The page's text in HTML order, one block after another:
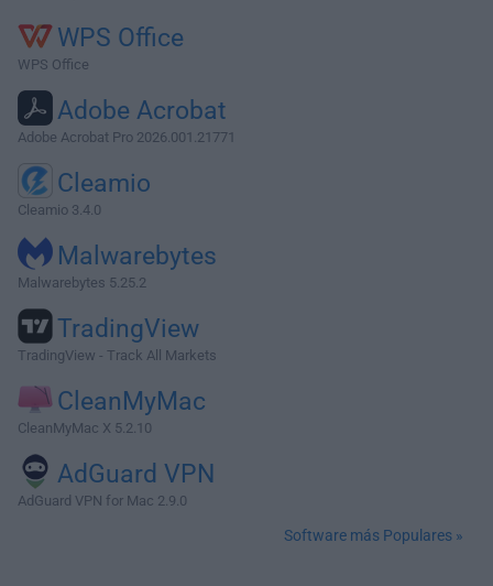
WPS Office
WPS Office
Adobe Acrobat
Adobe Acrobat Pro 2026.001.21771
Cleamio
Cleamio 3.4.0
Malwarebytes
Malwarebytes 5.25.2
TradingView
TradingView - Track All Markets
CleanMyMac
CleanMyMac X 5.2.10
AdGuard VPN
AdGuard VPN for Mac 2.9.0
Software más Populares »